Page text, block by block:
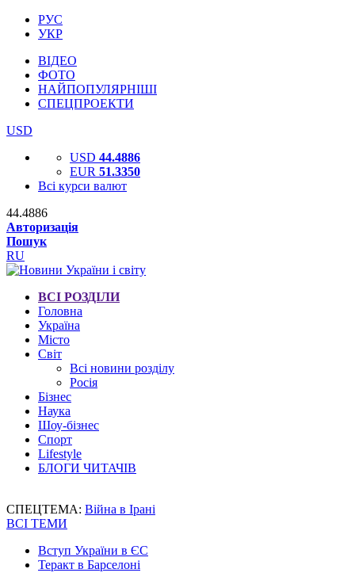
РУС
УКР
ВІДЕО
ФОТО
НАЙПОПУЛЯРНІШІ
СПЕЦПРОЕКТИ
USD
USD 44.4886
EUR 51.3350
Всі курси валют
44.4886
Авторизація
Пошук
RU
ВСІ РОЗДІЛИ
Головна
Україна
Місто
Світ
Всі новини розділу
Росія
Бізнес
Наука
Шоу-бізнес
Спорт
Lifestyle
БЛОГИ ЧИТАЧІВ
СПЕЦТЕМА: Війна в Ірані
ВСІ ТЕМИ
Вступ України в ЄС
Теракт в Барселоні